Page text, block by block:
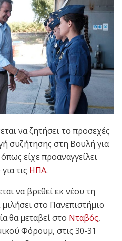
να ζητήσει το προσεχές
συζήτησης στη Βουλή για
είχε προαναγγείλει
τις ΗΠΑ.
να βρεθεί εκ νέου τη
μιλήσει στο Πανεπιστήμιο
θα μεταβεί στο Νταβός,
Φόρουμ, στις 30-31